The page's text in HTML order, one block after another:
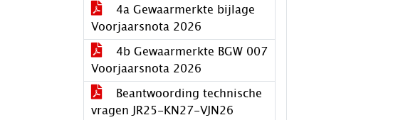
4a Gewaarmerkte bijlage
Voorjaarsnota 2026
4b Gewaarmerkte BGW 007
Voorjaarsnota 2026
Beantwoording technische
vragen JR25-KN27-VJN26